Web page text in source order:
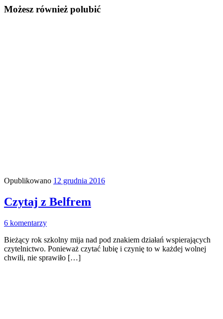
Możesz również polubić
Opublikowano 12 grudnia 2016
Czytaj z Belfrem
6 komentarzy
Bieżący rok szkolny mija nad pod znakiem działań wspierających
czytelnictwo. Ponieważ czytać lubię i czynię to w każdej wolnej
chwili, nie sprawiło […]